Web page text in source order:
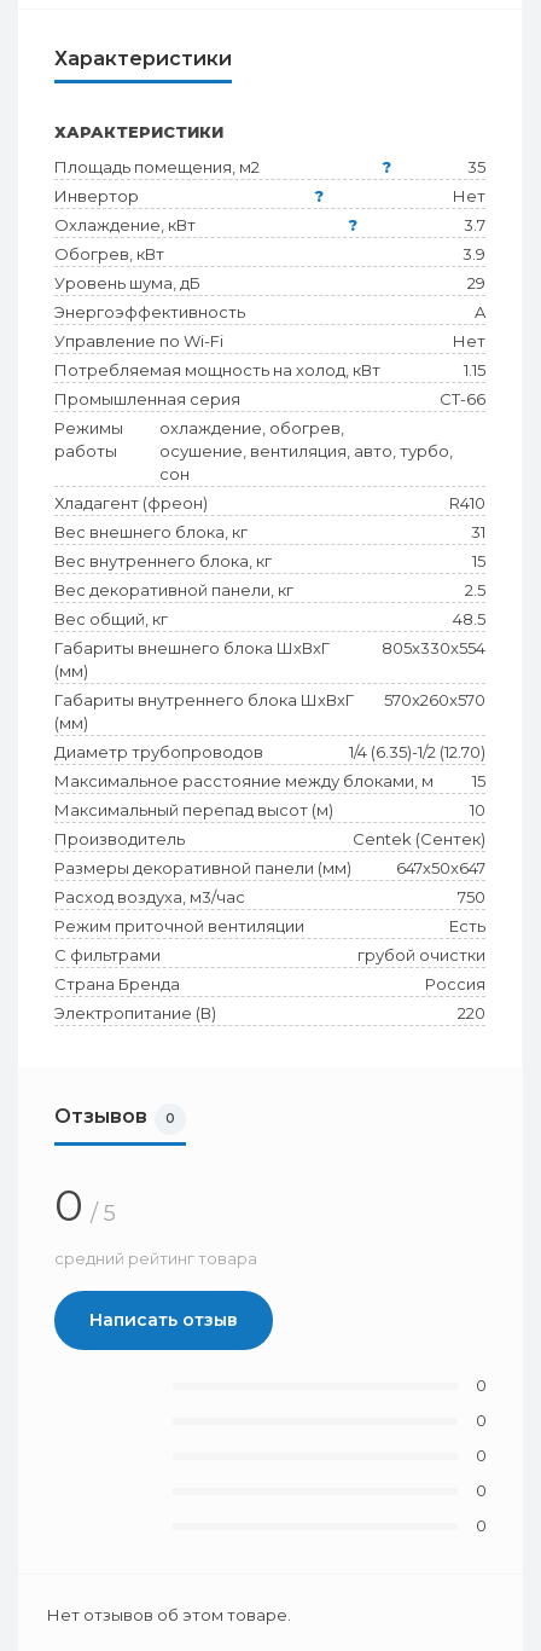
Характеристики
ХАРАКТЕРИСТИКИ
Площадь помещения, м2
?
35
Инвертор
?
Нет
Охлаждение, кВт
?
3.7
Обогрев, кВт
3.9
Уровень шума, дБ
29
Энергоэффективность
A
Управление по Wi-Fi
Нет
Потребляемая мощность на холод, кВт
1.15
Промышленная серия
CT-66
Режимы
работы
охлаждение, обогрев,
осушение, вентиляция, авто, турбо,
сон
Хладагент (фреон)
R410
Вес внешнего блока, кг
31
Вес внутреннего блока, кг
15
Вес декоративной панели, кг
2.5
Вес общий, кг
48.5
Габариты внешнего блока ШхВхГ
(мм)
805x330x554
Габариты внутреннего блока ШхВхГ
(мм)
570x260x570
Диаметр трубопроводов
1/4 (6.35)-1/2 (12.70)
Максимальное расстояние между блоками, м
15
Максимальный перепад высот (м)
10
Производитель
Centek (Сентек)
Размеры декоративной панели (мм)
647x50x647
Расход воздуха, м3/час
750
Режим приточной вентиляции
Есть
С фильтрами
грубой очистки
Страна Бренда
Россия
Электропитание (В)
220
Отзывов 0
0 / 5
средний рейтинг товара
Написать отзыв
0
0
0
0
0
Нет отзывов об этом товаре.